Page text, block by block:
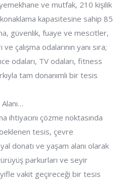
ve mutfak, 210 kişilik
kapasitesine sahip 85
güvenlik, fuaye ve mescitler,
çalışma odalarının yanı sıra;
odaları, TV odaları, fitness
tam donanımlı bir tesis
ihtiyacını çözme noktasında
tesis, çevre
donatı ve yaşam alanı olarak
parkurları ve seyir
vakit geçireceği bir tesis